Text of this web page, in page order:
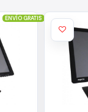
ENVÍO GRATIS